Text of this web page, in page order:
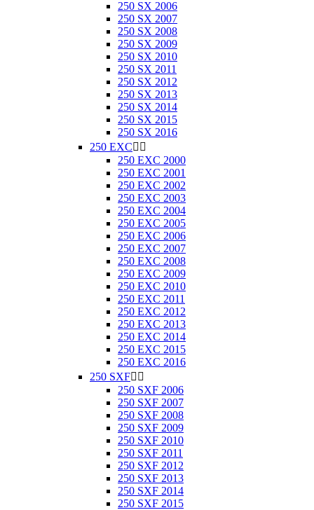
250 SX 2006
250 SX 2007
250 SX 2008
250 SX 2009
250 SX 2010
250 SX 2011
250 SX 2012
250 SX 2013
250 SX 2014
250 SX 2015
250 SX 2016
250 EXC 
250 EXC 2000
250 EXC 2001
250 EXC 2002
250 EXC 2003
250 EXC 2004
250 EXC 2005
250 EXC 2006
250 EXC 2007
250 EXC 2008
250 EXC 2009
250 EXC 2010
250 EXC 2011
250 EXC 2012
250 EXC 2013
250 EXC 2014
250 EXC 2015
250 EXC 2016
250 SXF 
250 SXF 2006
250 SXF 2007
250 SXF 2008
250 SXF 2009
250 SXF 2010
250 SXF 2011
250 SXF 2012
250 SXF 2013
250 SXF 2014
250 SXF 2015